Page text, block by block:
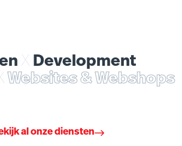
X Development
Websites & Webshops
al onze diensten